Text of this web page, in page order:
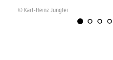
© Karl-Heinz Jungfer